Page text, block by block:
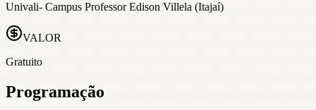
Univali- Campus Professor Edison Villela (Itajaí)
VALOR
Gratuito
Programação